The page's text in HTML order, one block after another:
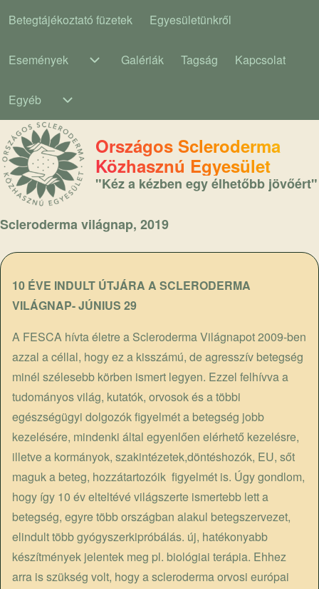
Main navigation
Betegtájékoztató füzetek Egyesületünkről
Események
Események sub-navigation
Galériák Tagság Kapcsolat
Egyéb
Országos Scleroderma
Közhasznú Egyesület
"Kéz a kézben egy élhetőbb jövőért"
Scleroderma világnap, 2019
10 ÉVE INDULT ÚTJÁRA A SCLERODERMA
VILÁGNAP- JÚNIUS 29
A FESCA hívta életre a Scleroderma Világnapot 2009-ben
azzal a céllal, hogy ez a kisszámú, de agresszív betegség
minél szélesebb körben ismert legyen. Ezzel felhívva a
tudományos világ, kutatók, orvosok és a többi
egészségügyi dolgozók figyelmét a betegség jobb
kezelésére, mindenki által egyenlően elérhető kezelésre,
illetve a kormányok, szakintézetek,döntéshozók, EU, sőt
maguk a beteg, hozzátartozóik figyelmét is. Úgy gondlom,
hogy így 10 év elteltévé világszerte ismertebb lett a
betegség, egyre több országban alakul betegszervezet,
elindult több gyógyszerkipróbálás. új, hatékonyabb
készítmények jelentek meg pl. biológiai terápia. Ehhez
arra is szükség volt, hogy a scleroderma orvosi európai